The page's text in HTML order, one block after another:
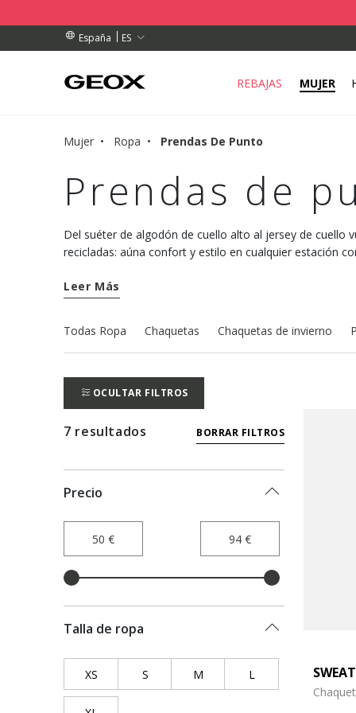
España
ES
SUPERIORES A 79,00 €
RECOGIDA CERCANO.
SUPERIORES A 79,00 €
REBAJAS MUJER
Mujer Ropa Prendas De Punto
Prendas de
Del suéter de algodón de cuello alto al jersey de cuello
recicladas: aúna confort y estilo en cualquier estación
Leer Más
Todas Ropa Chaquetas Chaquetas de invierno
OCULTAR FILTROS
7 resultados BORRAR FILTROS
Precio
Talla de ropa
XS Refine by Talla de ropa: XS
S Refine by Talla de ropa: S
M Refine by Talla de ropa: M
L Refine by Talla de